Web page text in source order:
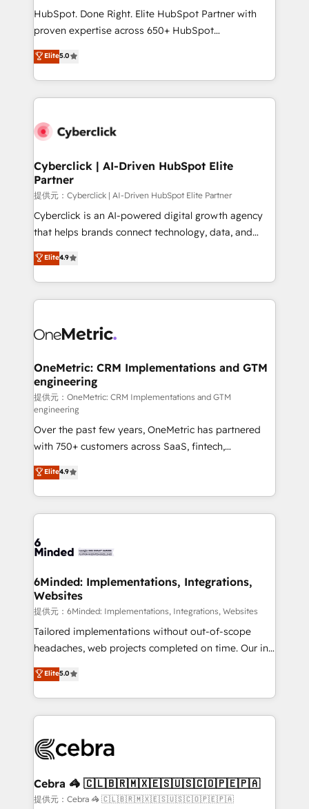
architecture, AI enablement, and strategic marketing,
delivered through our proprietary FLAIR framework
Partner and ISO 27001:2022 certified consultancy,
we blend strategy, creativity, and technology to help
HubSpot. Done Right. Elite HubSpot Partner with
proven expertise across 650+ HubSpot
implementations. With 12+ years of HubSpot
experience, we help you use the HubSpot platform
to its fullest capacity, improve your current HubSpot
website, or build your new one.
Elite5.0
Cyberclick | AI-Driven HubSpot Elite
Partner
提供元：Cyberclick | AI-Driven HubSpot Elite Partner
Cyberclick is an AI-powered digital growth agency
that helps brands connect technology, data, and
creativity to achieve measurable results. Founded in
Barcelona and operating across Spain, LATAM, and
the UK, we support global companies in building
smarter marketing, sales, and customer success
Iberia (Spain & Portugal), we combine human insight
growth. Our multidisciplinary team designs solutions
that simplify complexity, boost performance, and
turn innovation into real impact. 🌍 Highlights •
HubSpot Partner since 2012 • 2022 EMEA Impact
Award: Best Integration • 150+ successful HubSpot
projects • Clients in 30+ industries • Proprietary
technology for integrations • Multilingual team:
English, Spanish, Portuguese & Italian 👉 Grow
smarter with AI and HubSpot.
Elite4.9
OneMetric: CRM Implementations and GTM
engineering
提供元：OneMetric: CRM Implementations and GTM
engineering
Over the past few years, OneMetric has partnered
with 750+ customers across SaaS, fintech,
healthcare, real estate, and other industries. With
150+ HubSpot-certified experts, we deliver scalable
solutions to complex GTM and RevOps challenges.
Our Expertise 🔹 Onboarding & Implementation:
tailored to your GTM motion. 🔹 Migrations: Move
downtime. 🔹 RevOps Strategy: Align teams,
processes, and data to drive revenue efficiency. 🔹
Integrations: Connect HubSpot with your tech stack
for better adoption. 🔹 Custom Solutions: Build
tailored apps, workflows, and configurations. We are
our commitment to data security and compliance. At
OneMetric, we help revenue teams focus on the
Elite4.9
6Minded: Implementations, Integrations,
Websites
提供元：6Minded: Implementations, Integrations, Websites
Tailored implementations without out-of-scope
headaches, web projects completed on time. Our in-
house team of certified CRM architects, experts,
developers, designers, and marketers handles all
aspects of your HubSpot. ✨ 400+ global clients ✨
100+ seamless migrations from 15+ different CRMs
implementations, and 5,000+ pages ✨ CS: Clients
CS: 245% organic growth & +751% new visitors for a
full-funnel HubSpot project ✨ CS: 415% conversion
Elite5.0
Cebra 🦓 🇨🇱🇧🇷🇲🇽🇪🇸🇺🇸🇨🇴🇵🇪🇵🇦
提供元：Cebra 🦓 🇨🇱🇧🇷🇲🇽🇪🇸🇺🇸🇨🇴🇵🇪🇵🇦